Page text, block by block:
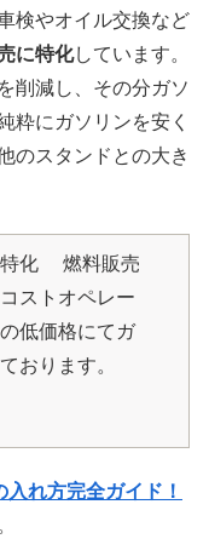
検やオイル交換など
に特化しています。
削減し、その分ガソ
粋にガソリンを安く
のスタンドとの大き
特化 燃料販売
ストオペレー
低価格にてガ
おります。
れ方完全ガイド！